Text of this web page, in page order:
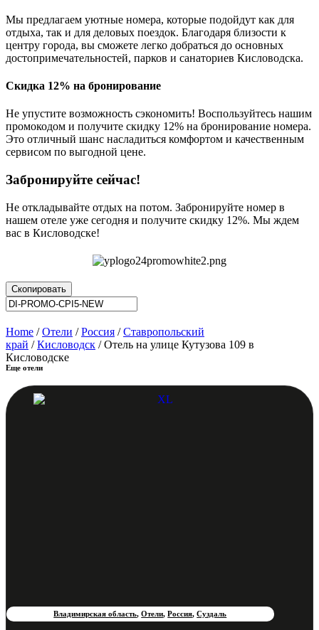
Мы предлагаем уютные номера, которые подойдут как для
отдыха, так и для деловых поездок. Благодаря близости к
центру города, вы сможете легко добраться до основных
достопримечательностей, парков и санаториев Кисловодска.
Скидка 12% на бронирование
Не упустите возможность сэкономить! Воспользуйтесь нашим
промокодом и получите скидку 12% на бронирование номера.
Это отличный шанс насладиться комфортом и качественным
сервисом по выгодной цене.
Забронируйте сейчас!
Не откладывайте отдых на потом. Забронируйте номер в
нашем отеле уже сегодня и получите скидку 12%. Мы ждем
вас в Кисловодске!
Скопировать
Home /Отели /Россия /Ставропольский
край /Кисловодск / Отель на улице Кутузова 109 в
Кисловодске
Еще отели
Владимирская область,Отели,Россия,Суздаль